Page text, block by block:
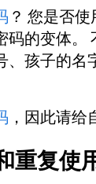
？ 您是否
的变体
孩子的
，因此请给
重复使